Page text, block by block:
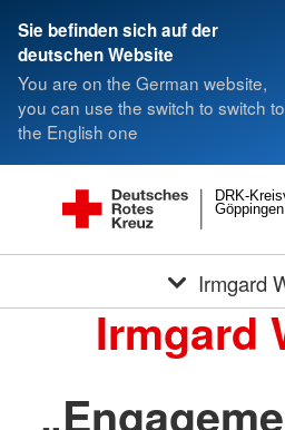
Sie befinden sich auf der
deutschen Website
You are on the German website,
you can use the switch to switch to
the English one
DRK-
Irmgard
Irmgard